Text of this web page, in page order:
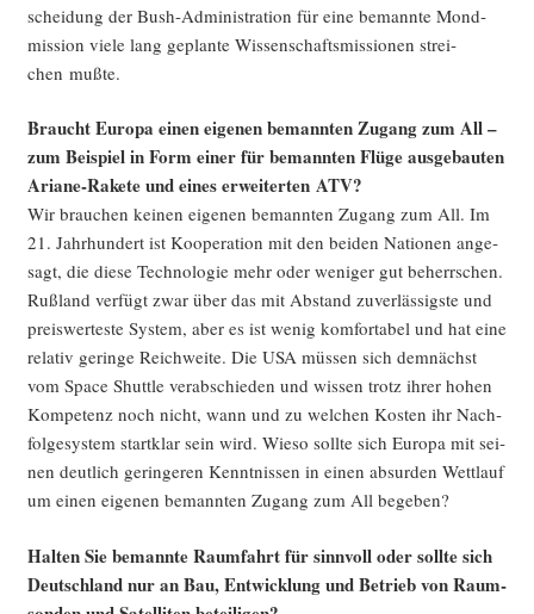
schei­dung der Bush-Admi­nis­tra­ti­on für eine bemann­te Mond­
mis­si­on vie­le lang geplan­te Wis­sen­schafts­mis­sio­nen strei­
chen mußte.
Braucht Euro­pa einen eige­nen bemann­ten Zugang zum All –
zum Bei­spiel in Form einer für bemann­ten Flü­ge aus­ge­bau­ten
Aria­ne-Rake­te und eines erwei­ter­ten ATV?
Wir brau­chen kei­nen eige­nen bemann­ten Zugang zum All. Im
21. Jahr­hun­dert ist Koope­ra­ti­on mit den bei­den Natio­nen ange­
sagt, die die­se Tech­no­lo­gie mehr oder weni­ger gut beherr­schen.
Ruß­land ver­fügt zwar über das mit Abstand zuver­läs­sigs­te und
preis­wer­tes­te Sys­tem, aber es ist wenig kom­for­ta­bel und hat eine
rela­tiv gerin­ge Reich­wei­te. Die USA müs­sen sich dem­nächst
vom Space Shut­tle ver­ab­schie­den und wis­sen trotz ihrer hohen
Kom­pe­tenz noch nicht, wann und zu wel­chen Kos­ten ihr Nach­
fol­ge­sys­tem start­klar sein wird. Wie­so soll­te sich Euro­pa mit sei­
nen deut­lich gerin­ge­ren Kennt­nis­sen in einen absur­den Wett­lauf
um einen eige­nen bemann­ten Zugang zum All begeben?
Hal­ten Sie bemann­te Raum­fahrt für sinn­voll oder soll­te sich
Deutsch­land nur an Bau, Ent­wick­lung und Betrieb von Raum­